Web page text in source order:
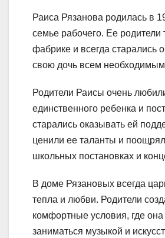
Раиса Рязанова родилась в
семье рабочего. Ее родители
фабрике и всегда старались
свою дочь всем
Родители Раисы очень
единственного ребенка и
старались оказывать ей
ценили ее таланты и
школьных постановках и
В доме Рязановых всегда
тепла и любви. Родители
комфортные условия, где она
заниматься музыкой и